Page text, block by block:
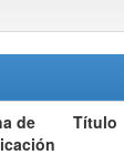
de
Título